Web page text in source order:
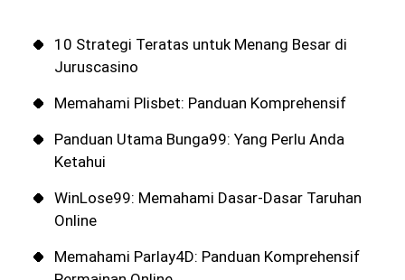
10 Strategi Teratas untuk Menang Besar di
Juruscasino
Memahami Plisbet: Panduan Komprehensif
Panduan Utama Bunga99: Yang Perlu Anda
Ketahui
WinLose99: Memahami Dasar-Dasar Taruhan
Online
Memahami Parlay4D: Panduan Komprehensif